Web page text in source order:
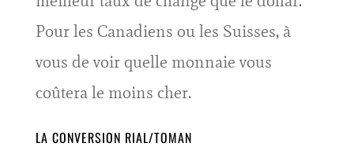
Pour les Canadiens ou les Suisses, à
vous de voir quelle monnaie vous
coûtera le moins cher.
LA CONVERSION RIAL/TOMAN